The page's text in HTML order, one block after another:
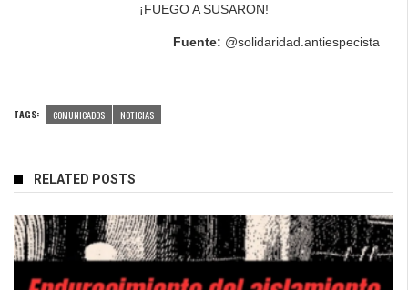
¡FUEGO A SUSARON!
Fuente: @solidaridad.antiespecista
TAGS: COMUNICADOS NOTICIAS
RELATED POSTS